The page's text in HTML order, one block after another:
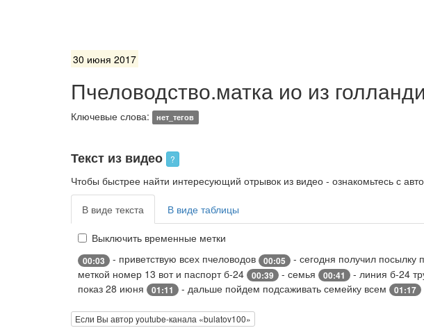
30 июня 2017
Пчеловодство.матка ио из
Ключевые слова: нет_тегов
Текст из видео ?
Чтобы быстрее найти интересующий отрывок из видео - ознакомьтесь с
В виде текста В виде таблицы
Выключить временные метки
00:03 - приветствую всех пчеловодов 00:05 - сегодня получил посылку
меткой номер 13 вот и паспорт б-24
00:39 - семья 00:41 - линия б-24
показ 28 июня
01:11 - дальше пойдем подсаживать семейку всем 01:17
Если Вы автор youtube-канала «bulatov100»